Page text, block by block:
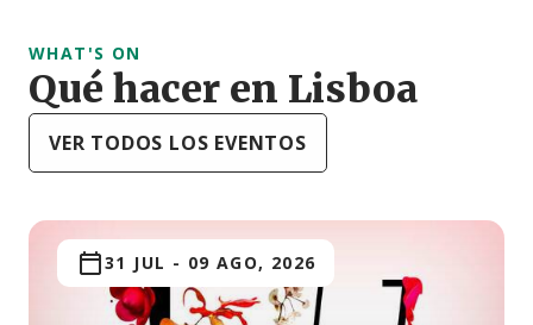
WHAT'S ON
Qué hacer en Lisboa
VER TODOS LOS EVENTOS
31 JUL - 09 AGO, 2026